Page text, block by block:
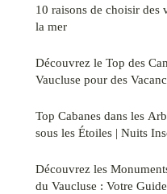
10 raisons de choisir des
la mer
Découvrez le Top des
Vaucluse pour des
Top Cabanes dans les
sous les Étoiles | Nuits
Découvrez les
du Vaucluse : Votre